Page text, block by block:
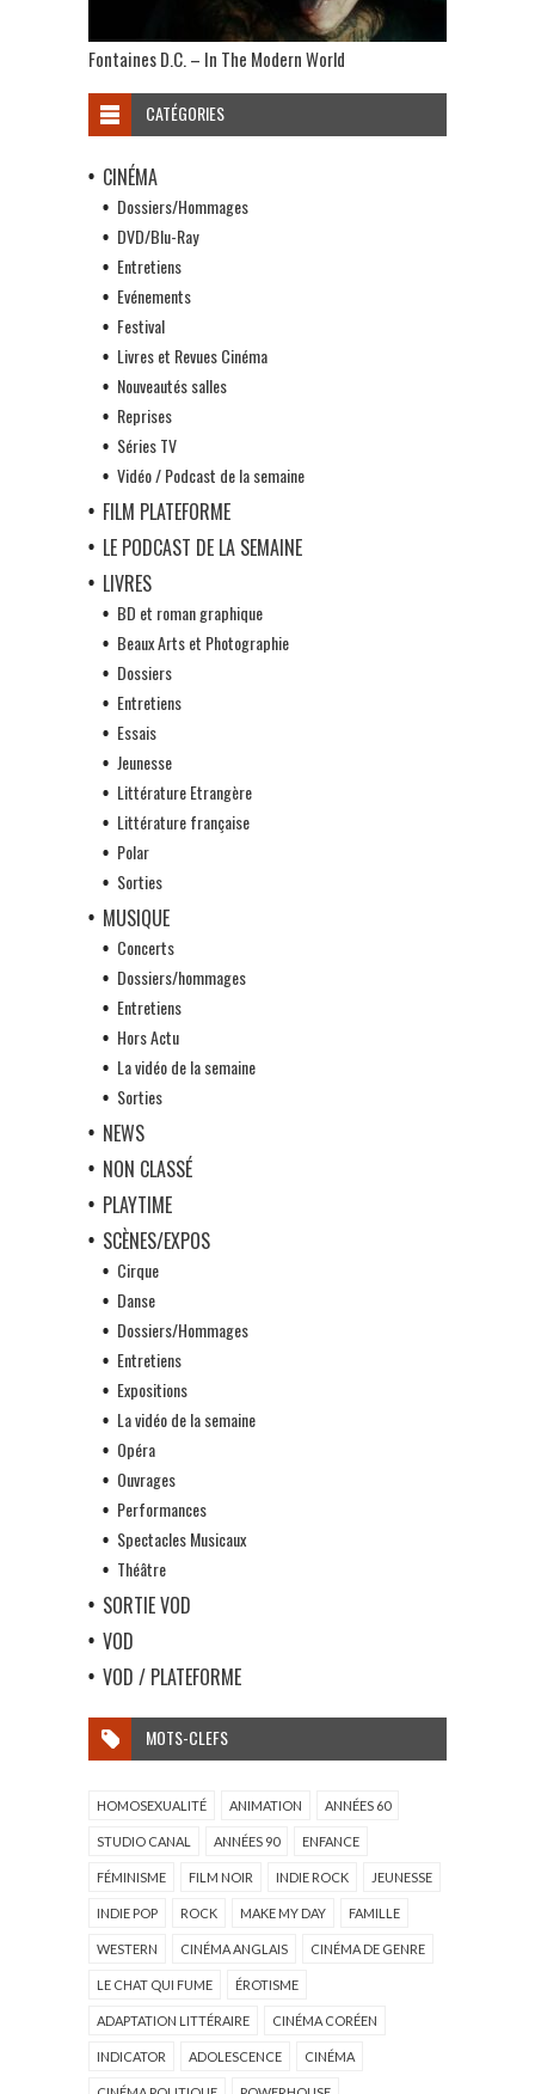
Fontaines D.C. – In The Modern World
CATÉGORIES
CINÉMA
Dossiers/Hommages
DVD/Blu-Ray
Entretiens
Evénements
Festival
Livres et Revues Cinéma
Nouveautés salles
Reprises
Séries TV
Vidéo / Podcast de la semaine
FILM PLATEFORME
LE PODCAST DE LA SEMAINE
LIVRES
BD et roman graphique
Beaux Arts et Photographie
Dossiers
Entretiens
Essais
Jeunesse
Littérature Etrangère
Littérature française
Polar
Sorties
MUSIQUE
Concerts
Dossiers/hommages
Entretiens
Hors Actu
La vidéo de la semaine
Sorties
NEWS
NON CLASSÉ
PLAYTIME
SCÈNES/EXPOS
Cirque
Danse
Dossiers/Hommages
Entretiens
Expositions
La vidéo de la semaine
Opéra
Ouvrages
Performances
Spectacles Musicaux
Théâtre
SORTIE VOD
VOD
VOD / PLATEFORME
MOTS-CLEFS
HOMOSEXUALITÉ ANIMATION ANNÉES 60
STUDIO CANAL ANNÉES 90 ENFANCE
FÉMINISME FILM NOIR INDIE ROCK JEUNESSE
INDIE POP ROCK MAKE MY DAY FAMILLE
WESTERN CINÉMA ANGLAIS CINÉMA DE GENRE
LE CHAT QUI FUME ÉROTISME
ADAPTATION LITTÉRAIRE CINÉMA CORÉEN
INDICATOR ADOLESCENCE CINÉMA